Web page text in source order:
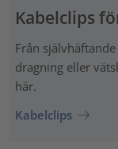
Kabelclips
Från
dragning eller
här.
Kabelclips